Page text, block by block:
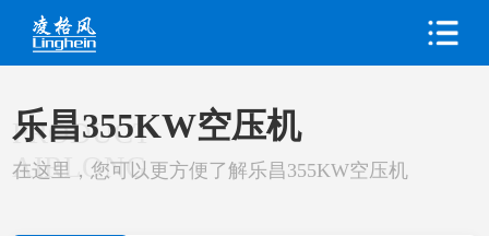
PRODUCT
AIRLONG
乐昌355KW空压机
在这里，您可以更方便了解乐昌355KW空压机